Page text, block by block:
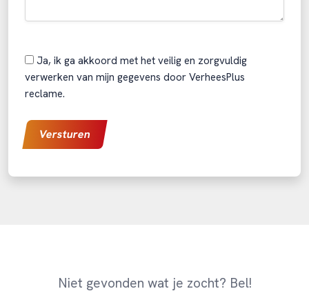
Ja, ik ga akkoord met het veilig en zorgvuldig
verwerken van mijn gegevens door VerheesPlus
reclame.
Niet gevonden wat je zocht? Bel!